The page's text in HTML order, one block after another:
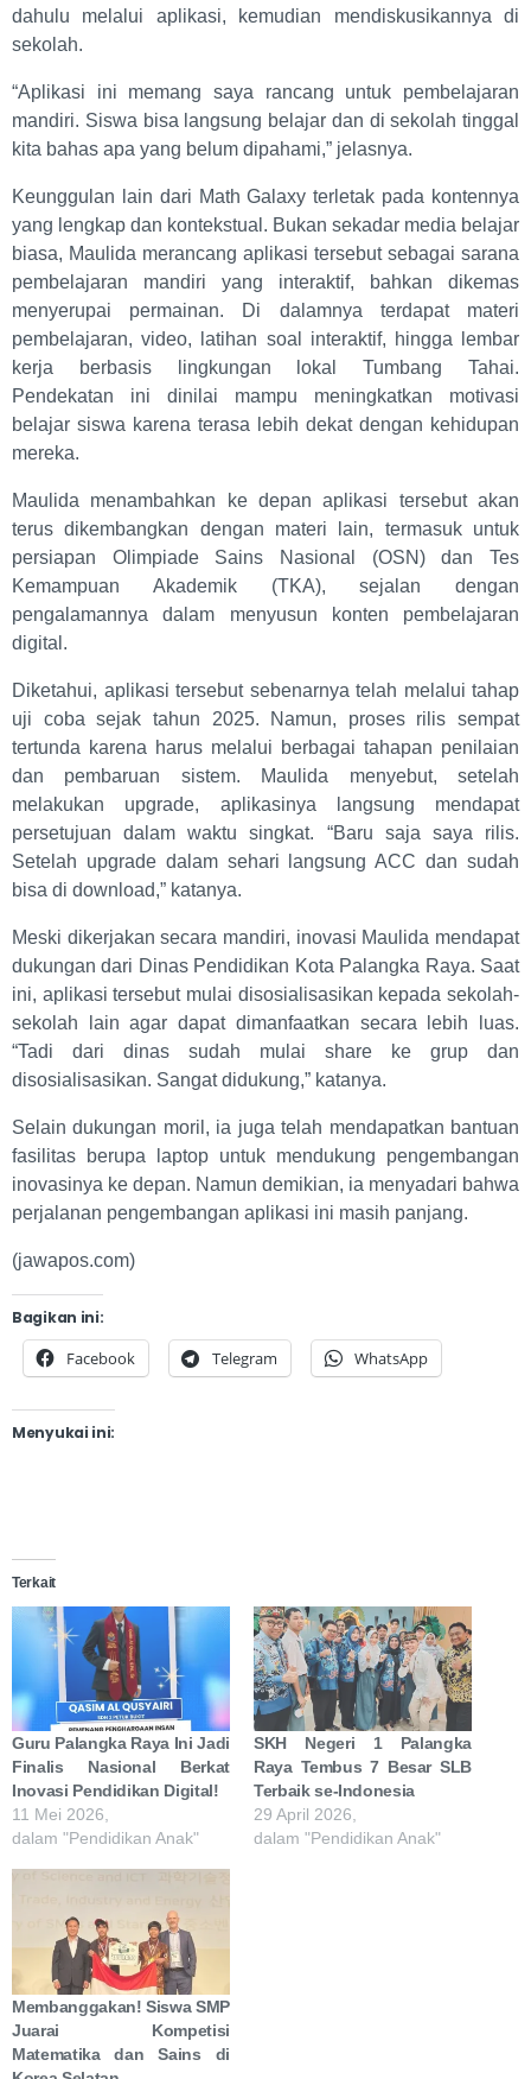
dahulu melalui aplikasi, kemudian mendiskusikannya di
sekolah.
“Aplikasi ini memang saya rancang untuk pembelajaran
mandiri. Siswa bisa langsung belajar dan di sekolah tinggal
kita bahas apa yang belum dipahami,” jelasnya.
Keunggulan lain dari Math Galaxy terletak pada kontennya
yang lengkap dan kontekstual. Bukan sekadar media belajar
biasa, Maulida merancang aplikasi tersebut sebagai sarana
pembelajaran mandiri yang interaktif, bahkan dikemas
menyerupai permainan. Di dalamnya terdapat materi
pembelajaran, video, latihan soal interaktif, hingga lembar
kerja berbasis lingkungan lokal Tumbang Tahai.
Pendekatan ini dinilai mampu meningkatkan motivasi
belajar siswa karena terasa lebih dekat dengan kehidupan
mereka.
Maulida menambahkan ke depan aplikasi tersebut akan
terus dikembangkan dengan materi lain, termasuk untuk
persiapan Olimpiade Sains Nasional (OSN) dan Tes
Kemampuan Akademik (TKA), sejalan dengan
pengalamannya dalam menyusun konten pembelajaran
digital.
Diketahui, aplikasi tersebut sebenarnya telah melalui tahap
uji coba sejak tahun 2025. Namun, proses rilis sempat
tertunda karena harus melalui berbagai tahapan penilaian
dan pembaruan sistem. Maulida menyebut, setelah
melakukan upgrade, aplikasinya langsung mendapat
persetujuan dalam waktu singkat. “Baru saja saya rilis.
Setelah upgrade dalam sehari langsung ACC dan sudah
bisa di download,” katanya.
Meski dikerjakan secara mandiri, inovasi Maulida mendapat
dukungan dari Dinas Pendidikan Kota Palangka Raya. Saat
ini, aplikasi tersebut mulai disosialisasikan kepada sekolah-
sekolah lain agar dapat dimanfaatkan secara lebih luas.
“Tadi dari dinas sudah mulai share ke grup dan
disosialisasikan. Sangat didukung,” katanya.
Selain dukungan moril, ia juga telah mendapatkan bantuan
fasilitas berupa laptop untuk mendukung pengembangan
inovasinya ke depan. Namun demikian, ia menyadari bahwa
perjalanan pengembangan aplikasi ini masih panjang.
(jawapos.com)
Bagikan ini:
Facebook Telegram WhatsApp
Menyukai ini:
Terkait
Guru Palangka Raya Ini Jadi
Finalis Nasional Berkat
Inovasi Pendidikan Digital!
11 Mei 2026,
dalam "Pendidikan Anak"
SKH Negeri 1 Palangka
Raya Tembus 7 Besar SLB
Terbaik se-Indonesia
29 April 2026,
dalam "Pendidikan Anak"
Membanggakan! Siswa SMP
Juarai Kompetisi
Matematika dan Sains di